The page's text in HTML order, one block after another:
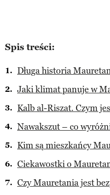
Spis treści:
Długa historia
Jaki klimat panuje w
Kalb al-Riszat. Czym
Nawakszut – co
Kim są mieszkańcy
Ciekawostki o
Czy Mauretania jest